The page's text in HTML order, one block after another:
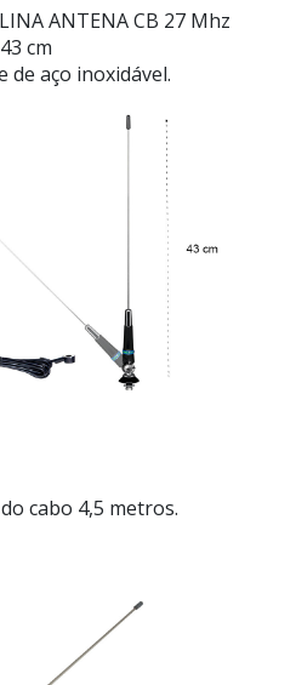
ANTENA CB 27 Mhz
cm
de aço inoxidável.
cabo 4,5 metros.